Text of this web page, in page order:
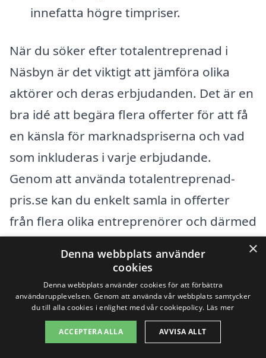
innefatta högre timpriser.
När du söker efter totalentreprenad i
Näsbyn är det viktigt att jämföra olika
aktörer och deras erbjudanden. Det är en
bra idé att begära flera offerter för att få
en känsla för marknadspriserna och vad
som inkluderas i varje erbjudande.
Genom att använda totalentreprenad-
pris.se kan du enkelt samla in offerter
från flera olika entreprenörer och därmed
göra ett informerat val som passar din
budget och dina behov.
Att tänka på dessa faktorer och att
jämföra priser kan inte bara hjälpa dig att
spara pengar utan också säkerställa att
×
Denna webbplats använder
cookies
Denna webbplats använder cookies för att förbättra
användarupplevelsen. Genom att använda vår webbplats samtycker
du till alla cookies i enlighet med vår cookiepolicy. Läs mer
ACCEPTERA ALLA AVVISA ALLT